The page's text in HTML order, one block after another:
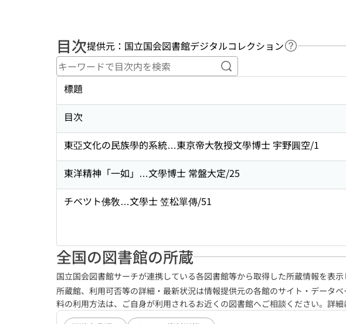
目次提供元：国立国会図書館デジタルコレクション ヘルプペー
キーワードで目次内を検索
標題
目次
東亞文化の民族學的系統…東京帝大敎授文學博士 宇野圓空/1
東洋精神「一如」…文學博士 常盤大定/25
チベツト佛敎…文學士 笠松單傳/51
全国の図書館の所蔵
国立国会図書館サーチが連携している各図書館等から取得した所蔵情報を表示
所蔵館、利用可否等の詳細・最新状況は情報提供元の各館のサイト・データ
料の利用方法は、ご自身が利用されるお近くの図書館へご相談ください。詳細